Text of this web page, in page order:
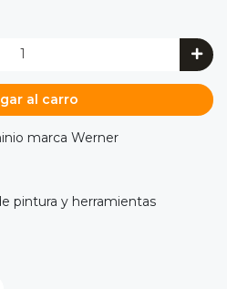
al carro
marca Werner
pintura y herramientas